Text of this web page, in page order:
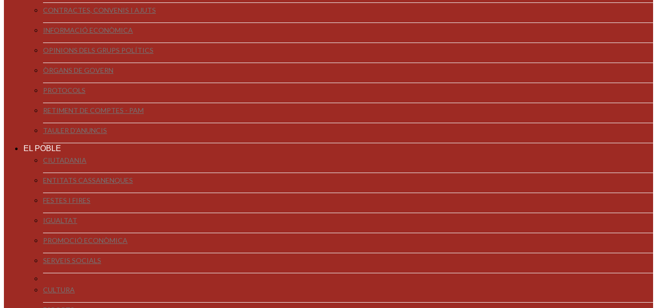
CONTRACTES, CONVENIS I AJUTS
INFORMACIÓ ECONÒMICA
OPINIONS DELS GRUPS POLÍTICS
ÒRGANS DE GOVERN
PROTOCOLS
RETIMENT DE COMPTES - PAM
TAULER D'ANUNCIS
EL POBLE
CIUTADANIA
ENTITATS CASSANENQUES
FESTES I FIRES
IGUALTAT
PROMOCIÓ ECONÒMICA
SERVEIS SOCIALS
CULTURA